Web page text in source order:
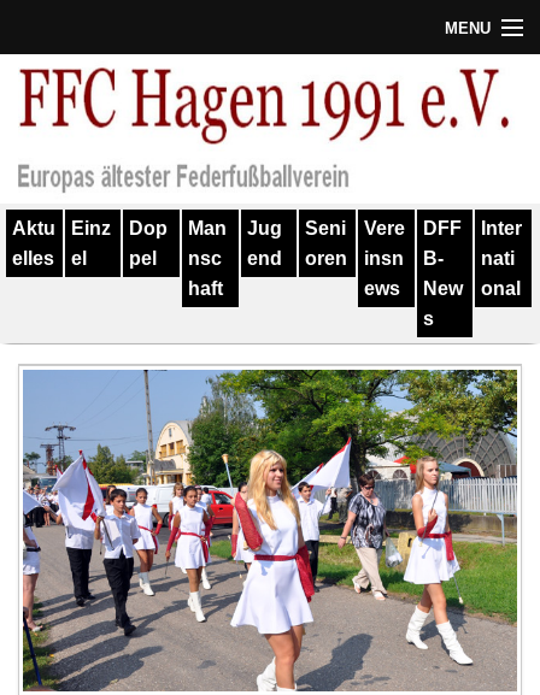
MENU
Termine
Verein
Geschichte
Training
Kontakt
Links
Impressum
Aktu
elles
Einz
el
Dop
pel
Man
nsc
haft
Jug
end
Seni
oren
Vere
insn
ews
DFF
B-
New
s
Inter
nati
onal